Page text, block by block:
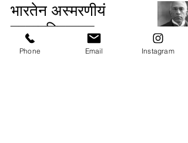
भारतेन अस्मरणीयं
महद्व्यक्तिक्त्वम्-
Chetur sankaran
Phone Email Instagram